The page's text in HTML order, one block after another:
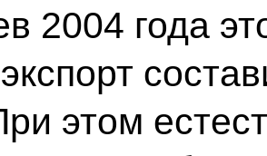
2004 года
этом